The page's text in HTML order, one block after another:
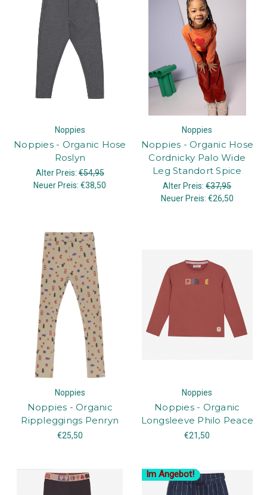
Noppies
Noppies - Organic Hose
Roslyn
Alter Preis:€54,95
Neuer Preis:€38,50
Noppies
Noppies - Organic Hose
Cordnicky Palo Wide
Leg Standort Spice
Alter Preis:€37,95
Neuer Preis: €26,50
Noppies
Noppies - Organic
Rippleggings Penryn
€25,50
Noppies
Noppies - Organic
Longsleeve Philo Peace
€21,50
Im Angebot!